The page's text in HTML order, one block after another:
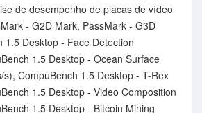
de desempenho de placas de vídeo
- G2D Mark, PassMark - G3D
1.5 Desktop - Face Detection
1.5 Desktop - Ocean Surface
CompuBench 1.5 Desktop - T-Rex
1.5 Desktop - Video Composition
1.5 Desktop - Bitcoin Mining